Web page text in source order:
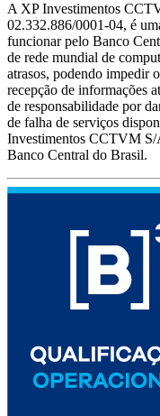
A XP Investimentos
02.332.886/0001-04, é
funcionar pelo Banco
de rede mundial de
atrasos, podendo impedir
recepção de informações
de responsabilidade por
de falha de serviços
Investimentos CCTVM S/
Banco Central do Brasil.